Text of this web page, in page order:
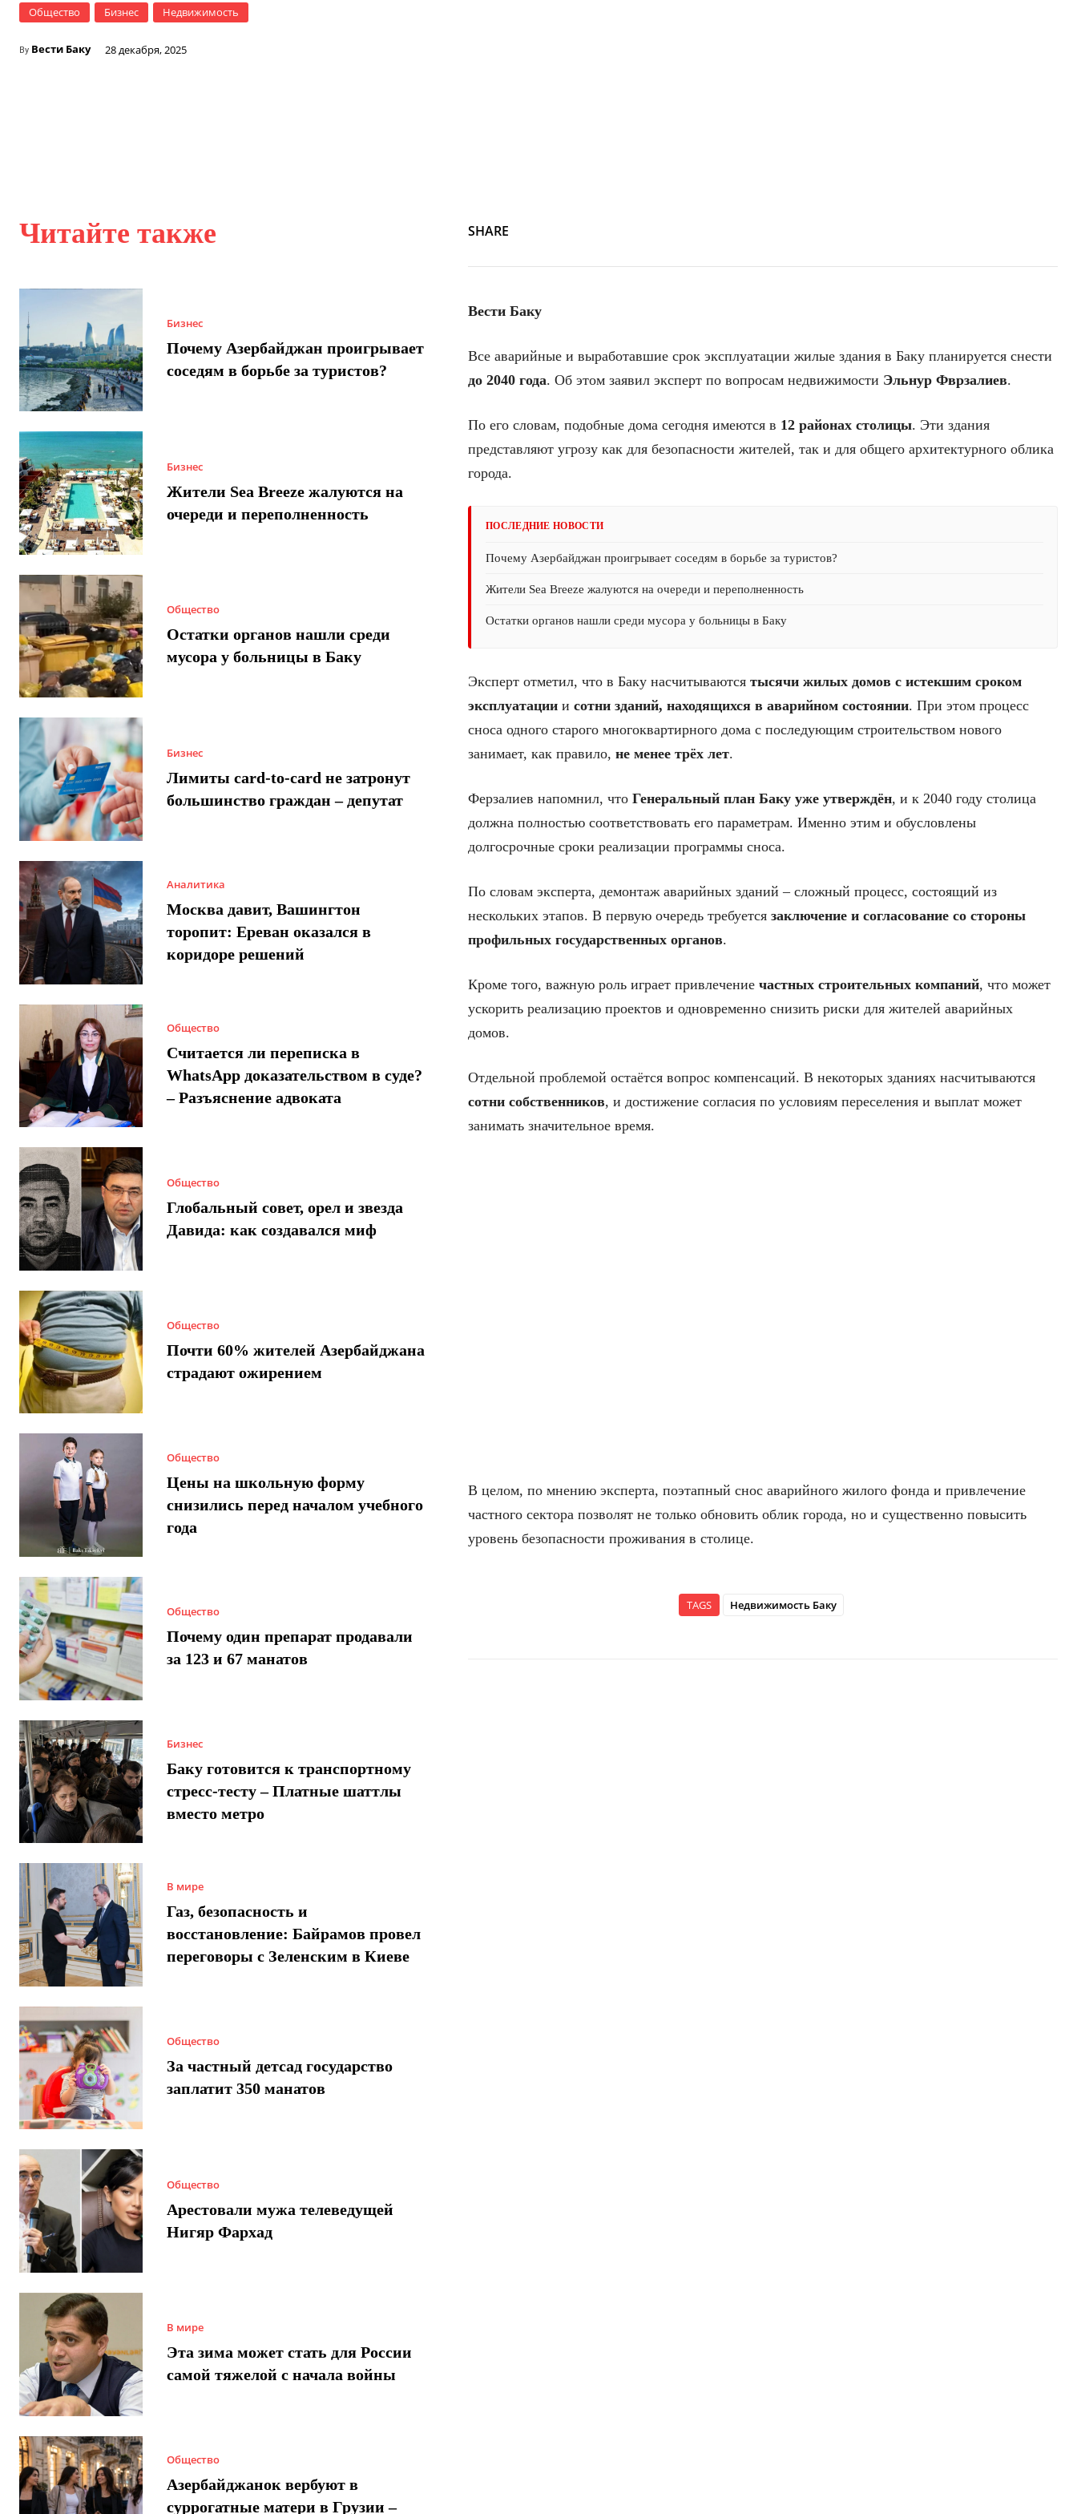
Общество Бизнес Недвижимость
By Вести Баку 28 декабря, 2025
Читайте также
Бизнес
Почему Азербайджан проигрывает
соседям в борьбе за туристов?
Бизнес
Жители Sea Breeze жалуются на
очереди и переполненность
Общество
Остатки органов нашли среди
мусора у больницы в Баку
Бизнес
Лимиты card-to-card не затронут
большинство граждан – депутат
Аналитика
Москва давит, Вашингтон
торопит: Ереван оказался в
коридоре решений
Общество
Считается ли переписка в
WhatsApp доказательством в суде?
– Разъяснение адвоката
Общество
Глобальный совет, орел и звезда
Давида: как создавался миф
Общество
Почти 60% жителей Азербайджана
страдают ожирением
Общество
Цены на школьную форму
снизились перед началом учебного
года
Общество
Почему один препарат продавали
за 123 и 67 манатов
Бизнес
Баку готовится к транспортному
стресс-тесту – Платные шаттлы
вместо метро
В мире
Газ, безопасность и
восстановление: Байрамов провел
переговоры с Зеленским в Киеве
Общество
За частный детсад государство
заплатит 350 манатов
Общество
Арестовали мужа телеведущей
Нигяр Фархад
В мире
Эта зима может стать для России
самой тяжелой с начала войны
Общество
Азербайджанок вербуют в
суррогатные матери в Грузии –
SHARE
Вести Баку
Все аварийные и выработавшие срок эксплуатации жилые здания в Баку планируется снести
до 2040 года. Об этом заявил эксперт по вопросам недвижимости Эльнур Фврзалиев.
По его словам, подобные дома сегодня имеются в 12 районах столицы. Эти здания
представляют угрозу как для безопасности жителей, так и для общего архитектурного облика
города.
ПОСЛЕДНИЕ НОВОСТИ
Почему Азербайджан проигрывает соседям в борьбе за туристов?
Жители Sea Breeze жалуются на очереди и переполненность
Остатки органов нашли среди мусора у больницы в Баку
Эксперт отметил, что в Баку насчитываются тысячи жилых домов с истекшим сроком
эксплуатации и сотни зданий, находящихся в аварийном состоянии. При этом процесс
сноса одного старого многоквартирного дома с последующим строительством нового
занимает, как правило, не менее трёх лет.
Ферзалиев напомнил, что Генеральный план Баку уже утверждён, и к 2040 году столица
должна полностью соответствовать его параметрам. Именно этим и обусловлены
долгосрочные сроки реализации программы сноса.
По словам эксперта, демонтаж аварийных зданий – сложный процесс, состоящий из
нескольких этапов. В первую очередь требуется заключение и согласование со стороны
профильных государственных органов.
Кроме того, важную роль играет привлечение частных строительных компаний, что может
ускорить реализацию проектов и одновременно снизить риски для жителей аварийных
домов.
Отдельной проблемой остаётся вопрос компенсаций. В некоторых зданиях насчитываются
сотни собственников, и достижение согласия по условиям переселения и выплат может
занимать значительное время.
В целом, по мнению эксперта, поэтапный снос аварийного жилого фонда и привлечение
частного сектора позволят не только обновить облик города, но и существенно повысить
уровень безопасности проживания в столице.
TAGS Недвижимость Баку